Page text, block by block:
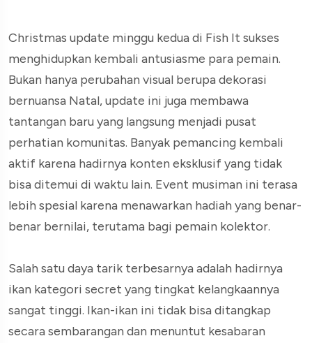
Christmas update minggu kedua di Fish It sukses
menghidupkan kembali antusiasme para pemain.
Bukan hanya perubahan visual berupa dekorasi
bernuansa Natal, update ini juga membawa
tantangan baru yang langsung menjadi pusat
perhatian komunitas. Banyak pemancing kembali
aktif karena hadirnya konten eksklusif yang tidak
bisa ditemui di waktu lain. Event musiman ini terasa
lebih spesial karena menawarkan hadiah yang benar-
benar bernilai, terutama bagi pemain kolektor.
Salah satu daya tarik terbesarnya adalah hadirnya
ikan kategori secret yang tingkat kelangkaannya
sangat tinggi. Ikan-ikan ini tidak bisa ditangkap
secara sembarangan dan menuntut kesabaran